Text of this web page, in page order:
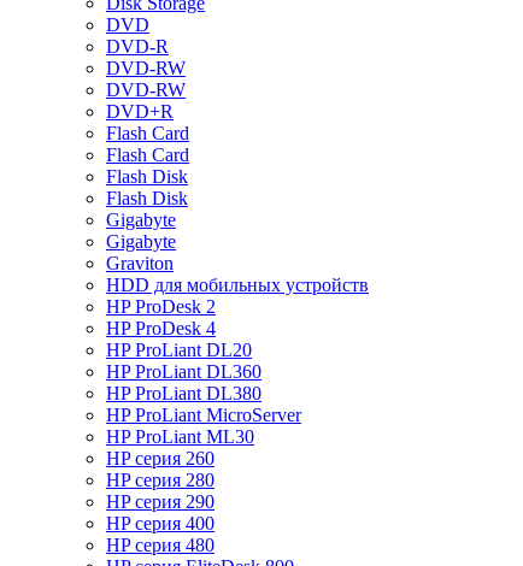
DVD
DVD-R
DVD-RW
DVD-RW
DVD+R
Flash Card
Flash Card
Flash Disk
Flash Disk
Gigabyte
Gigabyte
Graviton
HDD для мобильных устройств
HP ProDesk 2
HP ProDesk 4
HP ProLiant DL20
HP ProLiant DL360
HP ProLiant DL380
HP ProLiant MicroServer
HP ProLiant ML30
HP серия 260
HP серия 280
HP серия 290
HP серия 400
HP серия 480